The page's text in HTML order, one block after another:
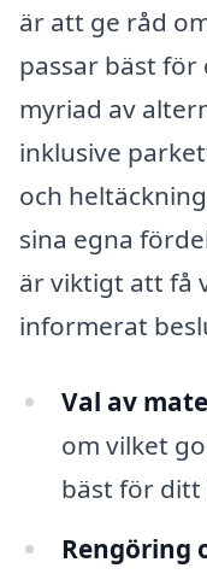
är att ge råd
passar bäst för
myriad av
inklusive
och
sina egna
är viktigt att få
informerat
Val av
om vilket
bäst för ditt
Rengöring